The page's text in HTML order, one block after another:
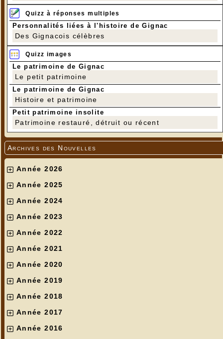
Quizz à réponses multiples
Personnalités liées à l'histoire de Gignac
Des Gignacois célèbres
Quizz images
Le patrimoine de Gignac
Le petit patrimoine
Le patrimoine de Gignac
Histoire et patrimoine
Petit patrimoine insolite
Patrimoine restauré, détruit ou récent
Archives des Nouvelles
Année 2026
Année 2025
Année 2024
Année 2023
Année 2022
Année 2021
Année 2020
Année 2019
Année 2018
Année 2017
Année 2016